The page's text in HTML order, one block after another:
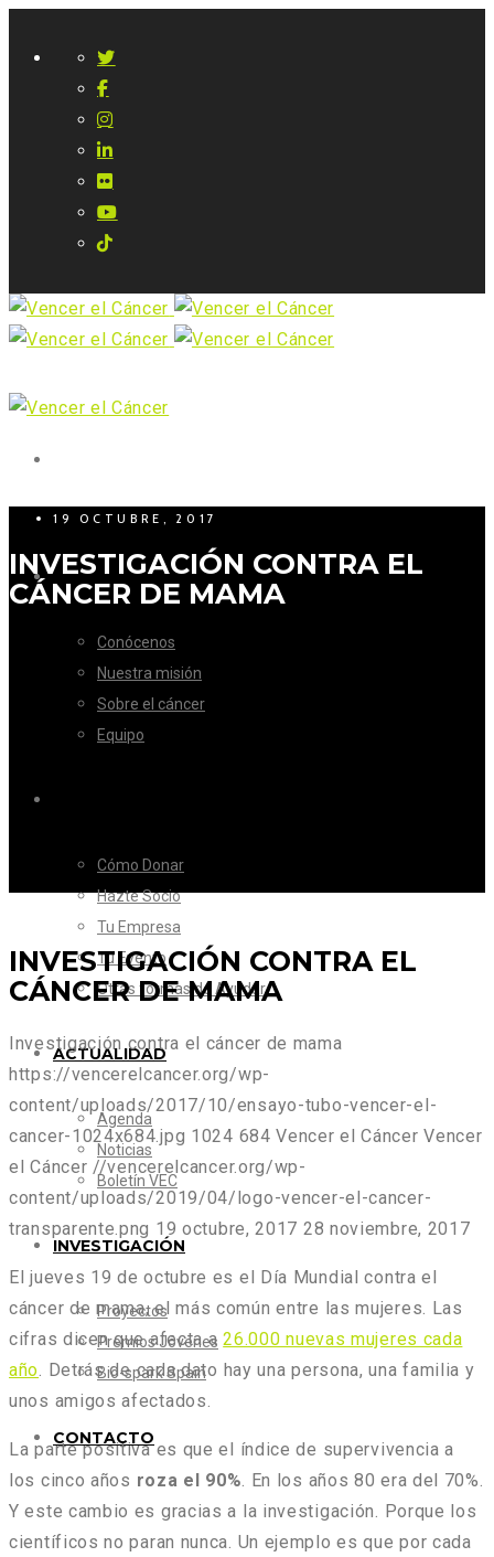
LA FUNDACIÓN
Conócenos
Nuestra misión
Sobre el cáncer
Equipo
Cómo Donar
Hazte Socio
Tu Empresa
Tu Evento
Otras formas de Ayudar
ACTUALIDAD
Agenda
Noticias
Boletín VEC
INVESTIGACIÓN
Proyectos
Premios Jóvenes
Bio-spark Spain
CONTACTO
19 OCTUBRE, 2017
INVESTIGACIÓN CONTRA EL
CÁNCER DE MAMA
INVESTIGACIÓN CONTRA EL
CÁNCER DE MAMA
Investigación contra el cáncer de mama
https://vencerelcancer.org/wp-
content/uploads/2017/10/ensayo-tubo-vencer-el-
cancer-1024x684.jpg 1024 684 Vencer el Cáncer Vencer
el Cáncer //vencerelcancer.org/wp-
content/uploads/2019/04/logo-vencer-el-cancer-
transparente.png 19 octubre, 2017 28 noviembre, 2017
El jueves 19 de octubre es el Día Mundial contra el
cáncer de mama, el más común entre las mujeres. Las
cifras dicen que afecta a26.000 nuevas mujeres cada
año. Detrás de cada dato hay una persona, una familia y
unos amigos afectados.
La parte positiva es que el índice de supervivencia a
los cinco años roza el 90%. En los años 80 era del 70%.
Y este cambio es gracias a la investigación. Porque los
científicos no paran nunca. Un ejemplo es que por cada